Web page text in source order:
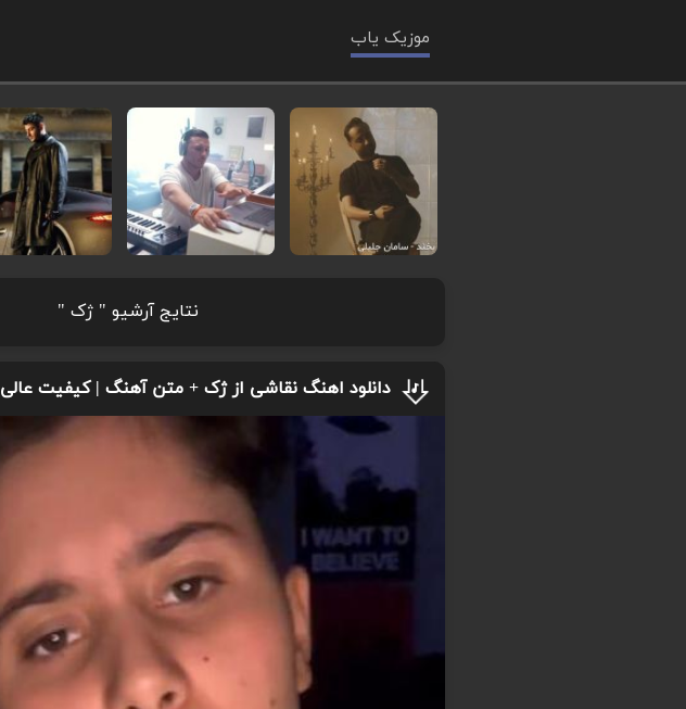
موزیک یاب
نتایج آرشیو " ژک "
دانلود اهنگ نقاشی از ژک + متن آهنگ | کیفیت عالی